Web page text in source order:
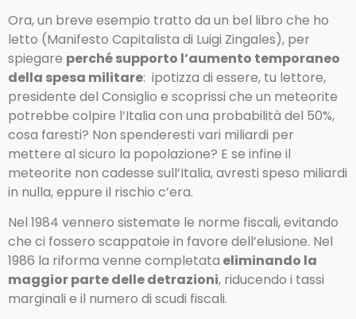
Ora, un breve esempio tratto da un bel libro che ho
letto (Manifesto Capitalista di Luigi Zingales), per
spiegare perché supporto l’aumento temporaneo
della spesa militare: ipotizza di essere, tu lettore,
presidente del Consiglio e scoprissi che un meteorite
potrebbe colpire l’Italia con una probabilità del 50%,
cosa faresti? Non spenderesti vari miliardi per
mettere al sicuro la popolazione? E se infine il
meteorite non cadesse sull’Italia, avresti speso miliardi
in nulla, eppure il rischio c’era.
Nel 1984 vennero sistemate le norme fiscali, evitando
che ci fossero scappatoie in favore dell’elusione. Nel
1986 la riforma venne completata eliminando la
maggior parte delle detrazioni, riducendo i tassi
marginali e il numero di scudi fiscali.